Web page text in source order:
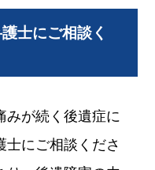
士にご相談く
みが続く後遺症に
士にご相談くださ